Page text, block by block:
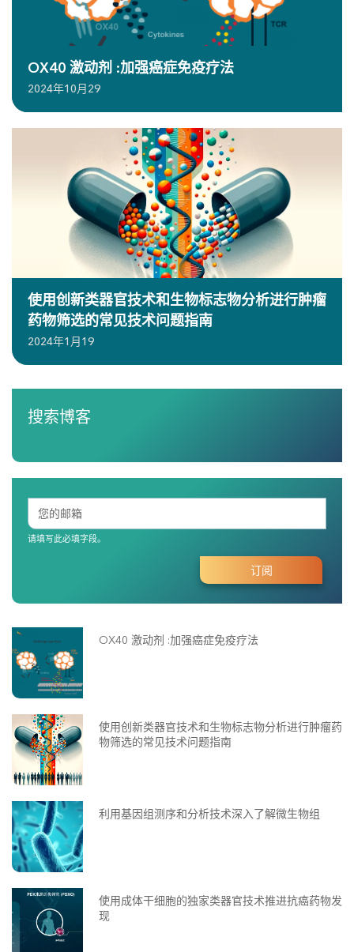
OX40 激动剂 :加强癌症免疫疗法
2024年10月29
使用创新类器官技术和生物标志物分析进行肿瘤
药物筛选的常见技术问题指南
2024年1月19
搜索博客
请填写此必填字段。
OX40 激动剂 :加强癌症免疫疗法
使用创新类器官技术和生物标志物分析进行肿瘤药
物筛选的常见技术问题指南
利用基因组测序和分析技术深入了解微生物组
使用成体干细胞的独家类器官技术推进抗癌药物发
现